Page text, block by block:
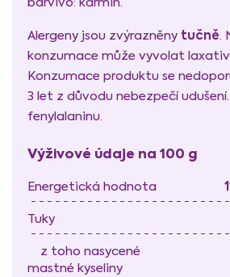
Alergeny jsou zvýrazněny tučně.
konzumace může vyvolat
Konzumace produktu se
3 let z důvodu nebezpečí
fenylalaninu.
Výživové údaje na 100 g
Energetická hodnota
Tuky
z toho nasycené
mastné kyseliny